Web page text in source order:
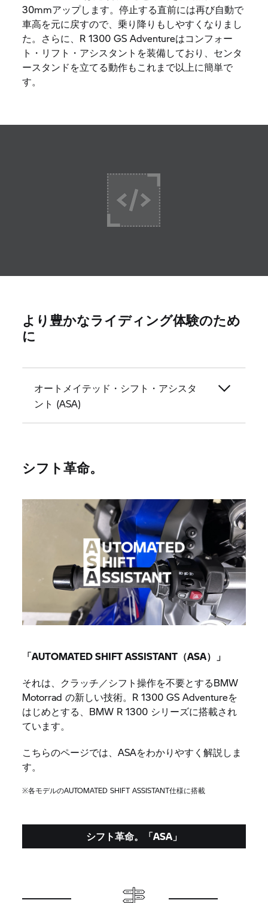
30mmアップします。停止する直前には再び自動で
車高を元に戻すので、乗り降りもしやすくなりまし
た。さらに、R 1300 GS Adventureはコンフォー
ト・リフト・アシスタントを装備しており、センタ
ースタンドを立てる動作もこれまで以上に簡単で
す。
より豊かなライディング体験のため
に
オートメイテッド・シフト・アシスタ
ント (ASA)
シフト革命。
「AUTOMATED SHIFT ASSISTANT（ASA）」
それは、クラッチ／シフト操作を不要とするBMW
Motorrad の新しい技術。R 1300 GS Adventureを
はじめとする、BMW R 1300 シリーズに搭載され
ています。
こちらのページでは、ASAをわかりやすく解説しま
す。
※各モデルのAUTOMATED SHIFT ASSISTANT仕様に搭載
シフト革命。「ASA」